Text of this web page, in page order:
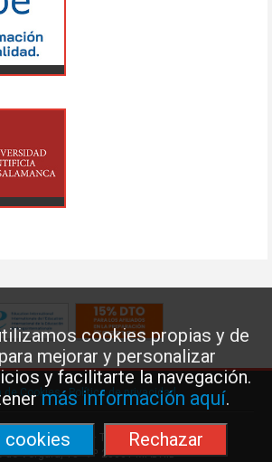
cookies propias y de
mejorar y personalizar
y facilitarte la navegación.
más información aquí.
cookies
Rechazar
de Cookies·Política de privacidad
de USO · Teléfono: 91 577 41 13 ·
de Vergara, 13 · 7º 28001 MADRID